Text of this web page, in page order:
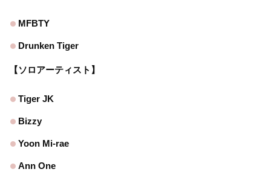
MFBTY
Drunken Tiger
【ソロアーティスト】
Tiger JK
Bizzy
Yoon Mi-rae
Ann One